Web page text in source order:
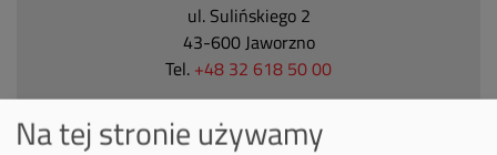
ul. Sulińskiego 2
43-600 Jaworzno
Tel. +48 32 618 50 00
ul. Górnicza 23
Na tej stronie używamy